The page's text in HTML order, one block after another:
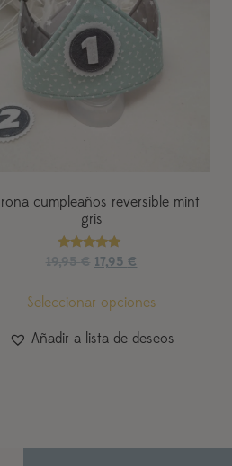
cumpleaños reversible mint
gris
Valorado
con
19,95€ 17,95 €
Seleccionar opciones
Añadir a lista de deseos